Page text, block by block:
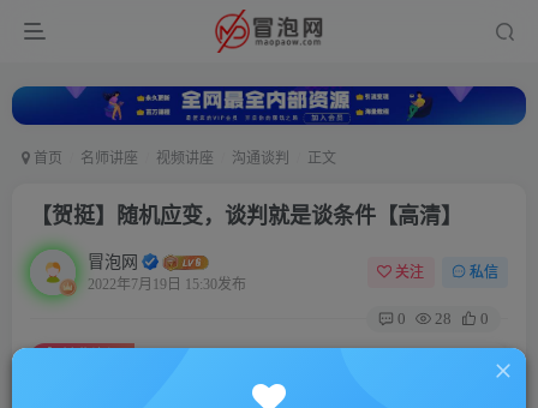
首页 名师讲座 视频讲座 沟通谈判 正文
【贺挺】随机应变，谈判就是谈条件【高清】
冒泡网
2022年7月19日 15:30发布
关注 私信
0 28 0
【贺挺】随机应变，谈判就是谈条件【高清】